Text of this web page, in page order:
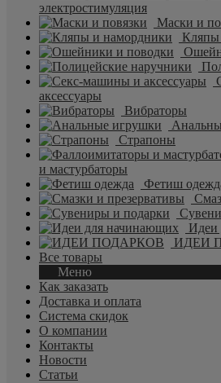
электростимуляция
Маски и
Кляпы
аксессуары
Вибраторы
Страпоны
и мастурбаторы
Фетиш
Идеи
ИДЕИ
Все товары
Меню
Как заказать
Доставка и оплата
Система скидок
О компании
Контакты
Новости
Статьи